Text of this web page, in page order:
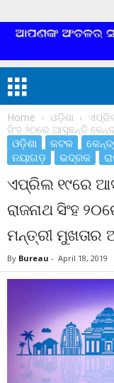
Home ଓଡ଼ିଶା
ସିଂହ ୨୦ରେ ଆସୁଛନ୍ତି
ଓଡ଼ିଶା କଟକ
ନୟାଗଡ଼
ଭଦ୍ରକ
ଏପ୍ରିଲ ୧୯ରେ
ରାଜନାଥ ସିଂହ
ମନ୍ତ୍ରୀ ମୁଖତାର
By Bureau - April 18, 2019